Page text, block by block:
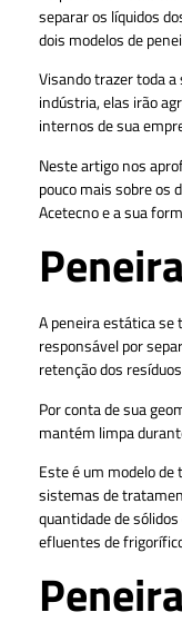
separar os líquidos
dois modelos de
Visando trazer toda a
indústria, elas irão
internos de sua
Neste artigo nos
pouco mais sobre os
Acetecno e a sua
A peneira estática se
responsável por
retenção dos
Por conta de sua
mantém limpa
Este é um modelo
sistemas de
quantidade de
efluentes de